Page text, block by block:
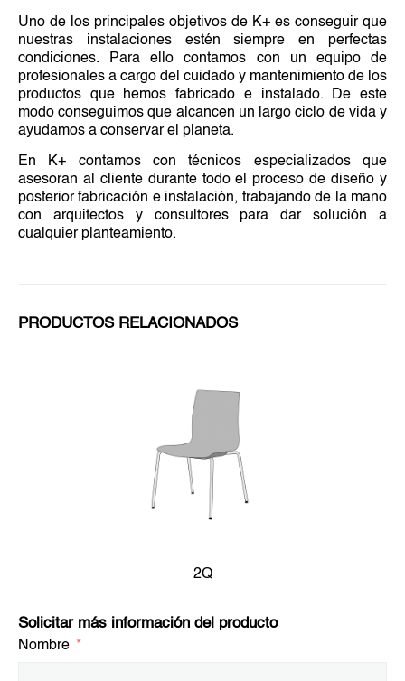
Uno de los principales objetivos de K+ es conseguir que
nuestras instalaciones estén siempre en perfectas
condiciones. Para ello contamos con un equipo de
profesionales a cargo del cuidado y mantenimiento de los
productos que hemos fabricado e instalado. De este
modo conseguimos que alcancen un largo ciclo de vida y
ayudamos a conservar el planeta.
En K+ contamos con técnicos especializados que
asesoran al cliente durante todo el proceso de diseño y
posterior fabricación e instalación, trabajando de la mano
con arquitectos y consultores para dar solución a
cualquier planteamiento.
PRODUCTOS RELACIONADOS
2Q
Solicitar más información del producto
Nombre